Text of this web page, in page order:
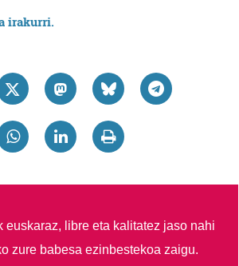
irakurri.
euskaraz, libre eta kalitatez jaso nahi
zure babesa ezinbestekoa zaigu.